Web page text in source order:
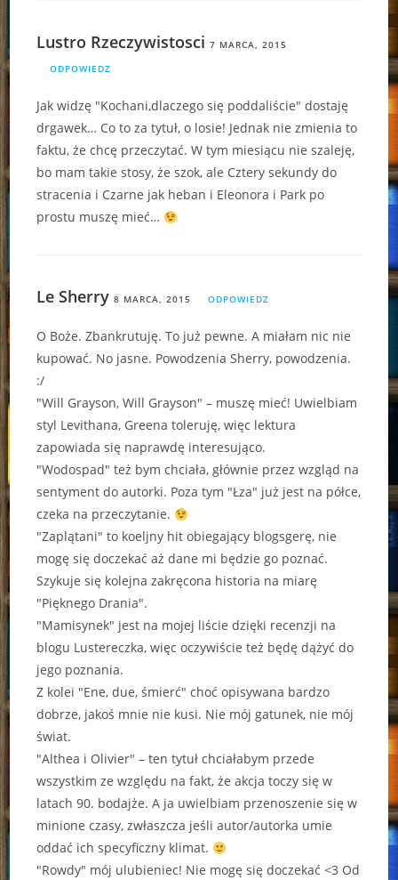
Lustro Rzeczywistosci 7 MARCA, 2015
ODPOWIEDZ
Jak widzę "Kochani,dlaczego się poddaliście" dostaję
drgawek… Co to za tytuł, o losie! Jednak nie zmienia to
faktu, że chcę przeczytać. W tym miesiącu nie szaleję,
bo mam takie stosy, że szok, ale Cztery sekundy do
stracenia i Czarne jak heban i Eleonora i Park po
prostu muszę mieć…
Le Sherry 8 MARCA, 2015 ODPOWIEDZ
O Boże. Zbankrutuję. To już pewne. A miałam nic nie
kupować. No jasne. Powodzenia Sherry, powodzenia.
:/
"Will Grayson, Will Grayson" – muszę mieć! Uwielbiam
styl Levithana, Greena toleruję, więc lektura
zapowiada się naprawdę interesująco.
"Wodospad" też bym chciała, głównie przez wzgląd na
sentyment do autorki. Poza tym "Łza" już jest na półce,
czeka na przeczytanie.
"Zaplątani" to koeljny hit obiegający blogsgerę, nie
mogę się doczekać aż dane mi będzie go poznać.
Szykuje się kolejna zakręcona historia na miarę
"Pięknego Drania".
"Mamisynek" jest na mojej liście dzięki recenzji na
blogu Lustereczka, więc oczywiście też będę dążyć do
jego poznania.
Z kolei "Ene, due, śmierć" choć opisywana bardzo
dobrze, jakoś mnie nie kusi. Nie mój gatunek, nie mój
świat.
"Althea i Olivier" – ten tytuł chciałabym przede
wszystkim ze względu na fakt, że akcja toczy się w
latach 90. bodajże. A ja uwielbiam przenoszenie się w
minione czasy, zwłaszcza jeśli autor/autorka umie
oddać ich specyficzny klimat.
"Rowdy" mój ulubieniec! Nie mogę się doczekać <3 Od